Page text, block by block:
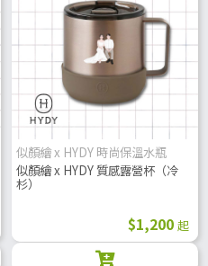
似顏繪 x HYDY 時尚保溫水瓶
似顏繪 x HYDY 質感露營杯（冷
杉）
$1,200 起